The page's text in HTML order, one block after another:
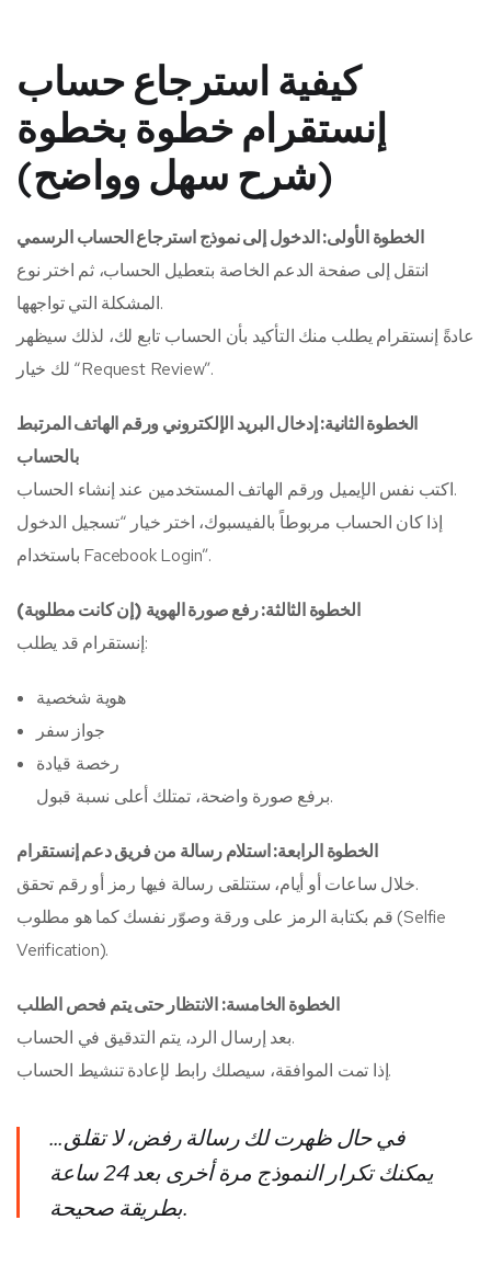
كيفية استرجاع حساب
إنستقرام خطوة بخطوة
(شرح سهل وواضح)
الخطوة الأولى: الدخول إلى نموذج استرجاع الحساب الرسمي
انتقل إلى صفحة الدعم الخاصة بتعطيل الحساب، ثم اختر نوع
المشكلة التي تواجهها.
عادةً إنستقرام يطلب منك التأكيد بأن الحساب تابع لك، لذلك سيظهر
لك خيار “Request Review”.
الخطوة الثانية: إدخال البريد الإلكتروني ورقم الهاتف المرتبط
بالحساب
اكتب نفس الإيميل ورقم الهاتف المستخدمين عند إنشاء الحساب.
إذا كان الحساب مربوطاً بالفيسبوك، اختر خيار “تسجيل الدخول
باستخدام Facebook Login”.
الخطوة الثالثة: رفع صورة الهوية (إن كانت مطلوبة)
إنستقرام قد يطلب:
هوية شخصية
جواز سفر
رخصة قيادة
برفع صورة واضحة، تمتلك أعلى نسبة قبول.
الخطوة الرابعة: استلام رسالة من فريق دعم إنستقرام
خلال ساعات أو أيام، ستتلقى رسالة فيها رمز أو رقم تحقق.
قم بكتابة الرمز على ورقة وصوّر نفسك كما هو مطلوب (Selfie
Verification).
الخطوة الخامسة: الانتظار حتى يتم فحص الطلب
بعد إرسال الرد، يتم التدقيق في الحساب.
إذا تمت الموافقة، سيصلك رابط لإعادة تنشيط الحساب.
في حال ظهرت لك رسالة رفض، لا تقلق…
يمكنك تكرار النموذج مرة أخرى بعد 24 ساعة
بطريقة صحيحة.